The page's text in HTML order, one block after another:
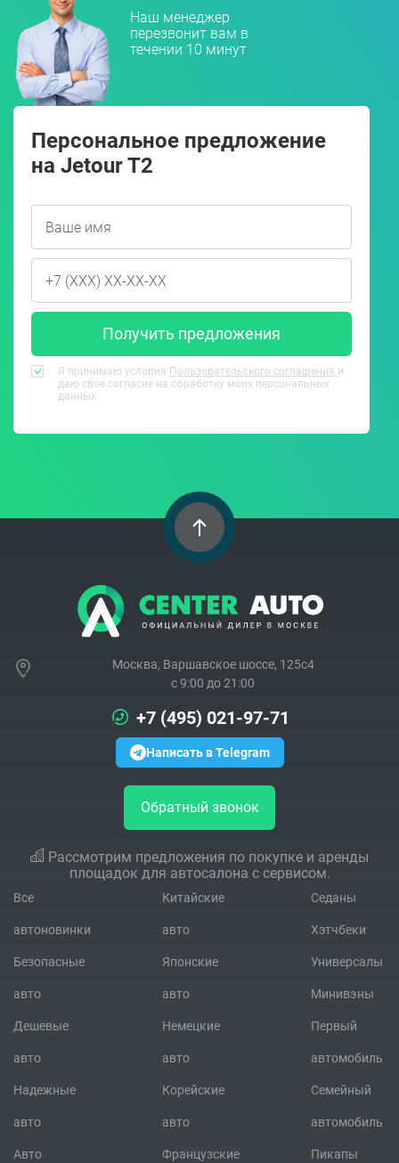
Наш менеджер
перезвонит вам в
течении 10 минут
Персональное предложение
на Jetour T2
Получить предложения
Я принимаю условия Пользовательского соглашения и
даю свое согласие на обработку моих персональных
данных
Москва, Варшавское шоссе, 125с4
c 9:00 до 21:00
+7 (495) 021-97-71
Написать в Telegram
Обратный звонок
Рассмотрим предложения по покупке и аренды
площадок для автосалона с сервисом.
Все
автоновинки
Безопасные
авто
Дешевые
авто
Надежные
авто
Авто
Китайские
авто
Японские
авто
Немецкие
авто
Корейские
авто
Французские
Седаны
Хэтчбеки
Универсалы
Минивэны
Первый
автомобиль
Семейный
автомобиль
Пикапы